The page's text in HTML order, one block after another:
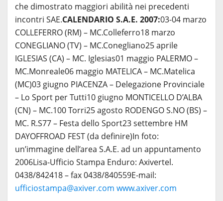
che dimostrato maggiori abilità nei precedenti
incontri SAE.CALENDARIO S.A.E. 2007:03-04 marzo
COLLEFERRO (RM) – MC.Colleferro18 marzo
CONEGLIANO (TV) – MC.Conegliano25 aprile
IGLESIAS (CA) – MC. Iglesias01 maggio PALERMO –
MC.Monreale06 maggio MATELICA – MC.Matelica
(MC)03 giugno PIACENZA – Delegazione Provinciale
– Lo Sport per Tutti10 giugno MONTICELLO D’ALBA
(CN) – MC.100 Torri25 agosto RODENGO S.NO (BS) –
MC. R.S77 – Festa dello Sport23 settembre HM
DAYOFFROAD FEST (da definire)In foto:
un’immagine dell’area S.A.E. ad un appuntamento
2006Lisa-Ufficio Stampa Enduro: Axivertel.
0438/842418 – fax 0438/840559E-mail:
ufficiostampa@axiver.com www.axiver.com